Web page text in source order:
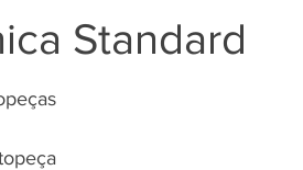
Standard